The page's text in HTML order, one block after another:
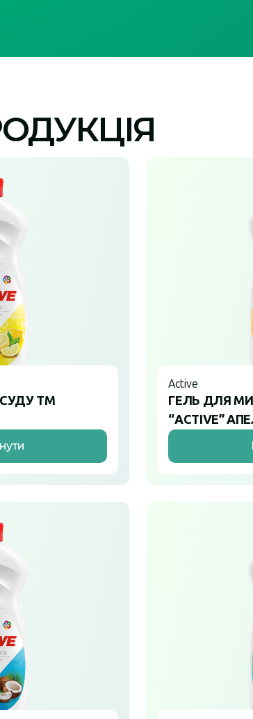
ТМ
Active
ГЕЛЬ ДЛЯ
“ACTIVE”